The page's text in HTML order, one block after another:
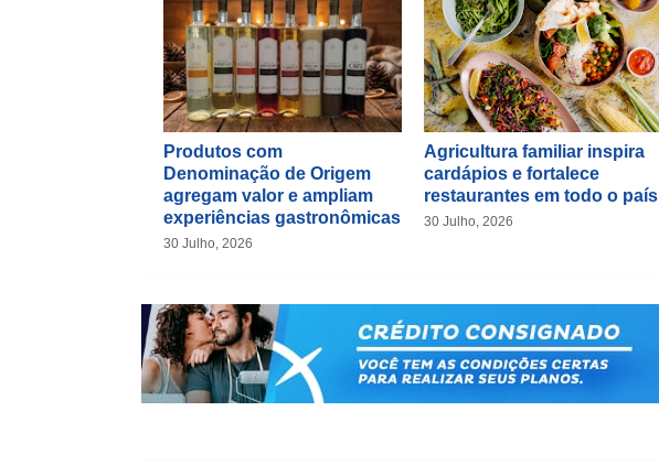
Produtos com
Denominação de Origem
agregam valor e ampliam
experiências gastronômicas
30 Julho, 2026
Agricultura familiar inspira
cardápios e fortalece
restaurantes em todo o país
30 Julho, 2026